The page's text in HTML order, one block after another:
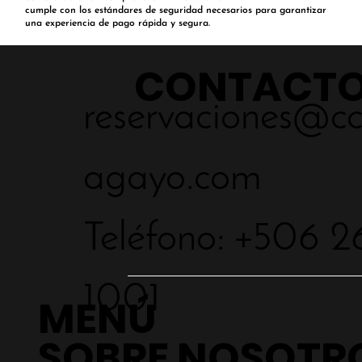
cumple con los estándares de seguridad necesarios para garantizar
una experiencia de pago rápida y segura.
MENÚ
agayo.com
Teléfono: +506
1001